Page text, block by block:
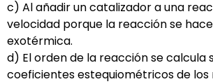
c) Al añadir un catalizador a una
velocidad porque la reacción se
exotérmica.
d) El orden de la reacción se calcula
coeficientes estequiométricos de los